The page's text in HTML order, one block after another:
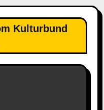
Kulturbund